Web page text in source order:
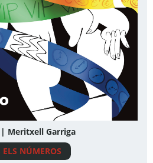
Meritxell Garriga
ELS NÚMEROS